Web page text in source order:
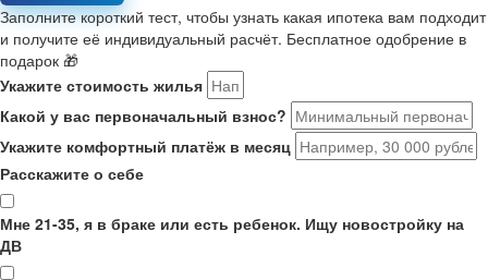
Заполните короткий тест, чтобы узнать какая ипотека вам подходит
и получите её индивидуальный расчёт. Бесплатное одобрение в
подарок 🎁
Укажите стоимость жилья
Какой у вас первоначальный взнос?
Укажите комфортный платёж в месяц
Расскажите о себе
Мне 21-35, я в браке или есть ребенок. Ищу новостройку на
ДВ